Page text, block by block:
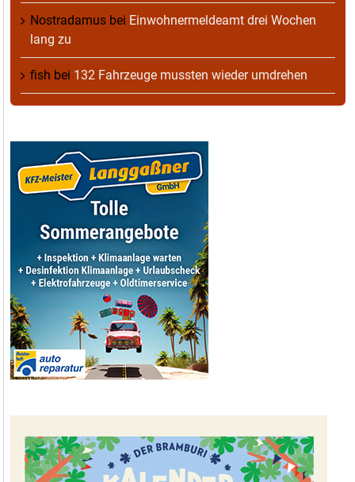
Nostradamus bei Einwohnermeldeamt drei Wochen
lang zu
fish bei 132 Fahrzeuge mussten wieder umdrehen